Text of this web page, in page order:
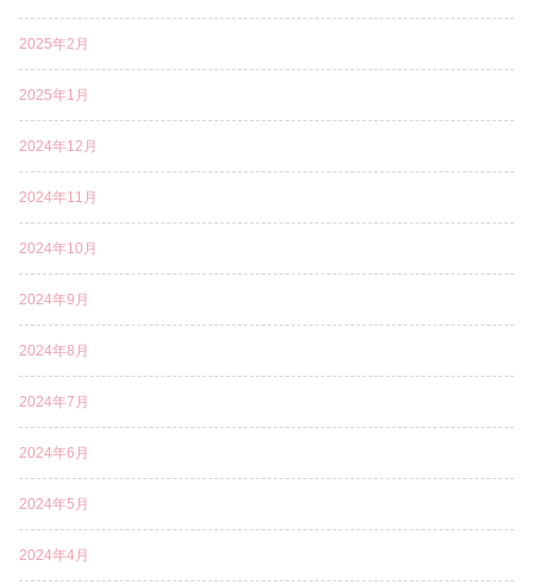
2025年2月
2025年1月
2024年12月
2024年11月
2024年10月
2024年9月
2024年8月
2024年7月
2024年6月
2024年5月
2024年4月